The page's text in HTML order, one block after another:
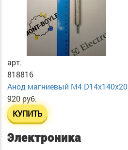
арт.
818816
Анод магниевый М4 D14х140х20
920 руб.
КУПИТЬ
Электроника